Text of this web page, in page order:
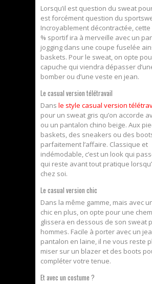
Lorsqu’il est question du sweat
est forcément question du
Incroyablement décontractée, cette
% sportif ira à merveille avec un
jogging dans une coupe fuselée
baskets. Pour le sweat, on opte
capuche qui viendra dépasser
bomber ou d’une veste en jean.
Le casual version télétravail
Dans le style casual version
pour un sweat gris qu’on accorde
ou un pantalon chino beige. Aux
baskets, des sneakers ou des
parfaitement l’affaire. Classique et
indémodable, c’est un look qui
qui reste avant tout pratique
chez soi.
Le casual version chic
Dans la même gamme, mais avec
chic en plus, on opte pour une
glissera en dessous de son sweat
hommes. Facile à porter avec un
pantalon en laine, il ne vous reste
miser sur un blazer et des boots
compléter votre tenue.
Et avec un costume ?